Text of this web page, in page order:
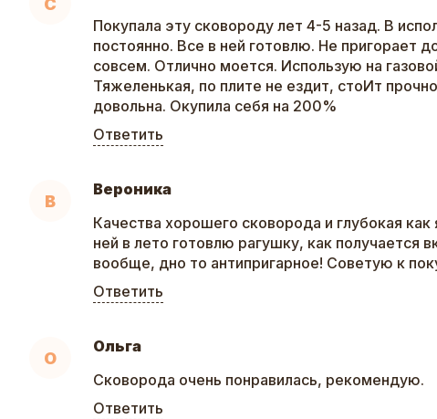
Покупала эту сковороду лет 4-5 назад. В
постоянно. Все в ней готовлю. Не пригорает
совсем. Отлично моется. Использую на
Тяжеленькая, по плите не ездит, стоИт
довольна. Окупила себя на 200%
Ответить
В
Вероника
Качества хорошего сковорода и глубокая как
ней в лето готовлю рагушку, как получается
вообще, дно то антипригарное! Советую к
Ответить
О
Ольга
Сковорода очень понравилась, рекомендую.
Ответить